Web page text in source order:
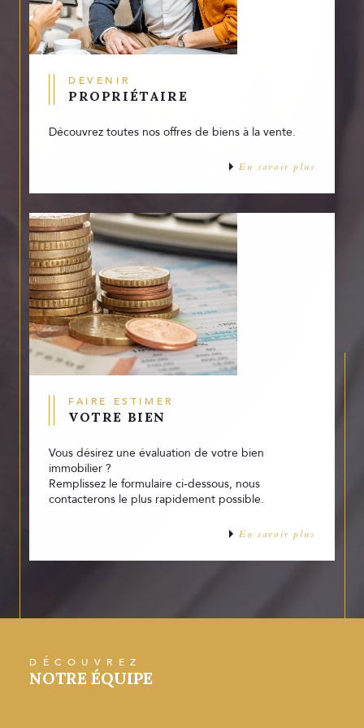
DEVENIR
PROPRIÉTAIRE
Découvrez toutes nos offres de biens à la vente.
En savoir plus
FAIRE ESTIMER
VOTRE BIEN
Vous désirez une évaluation de votre bien
immobilier ?
Remplissez le formulaire ci-dessous, nous
contacterons le plus rapidement possible.
En savoir plus
DÉCOUVREZ
NOTRE ÉQUIPE